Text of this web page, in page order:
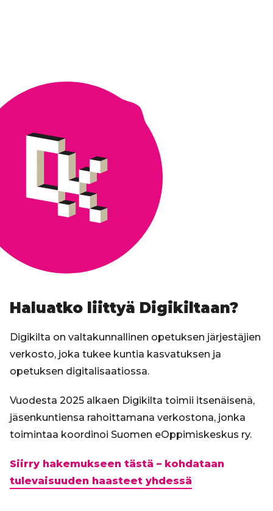
Haluatko liittyä Digikiltaan?
Digikilta on valtakunnallinen opetuksen järjestäjien
verkosto, joka tukee kuntia kasvatuksen ja
opetuksen digitalisaatiossa.
Vuodesta 2025 alkaen Digikilta toimii itsenäisenä,
jäsenkuntiensa rahoittamana verkostona, jonka
toimintaa koordinoi Suomen eOppimiskeskus ry.
Siirry hakemukseen tästä – kohdataan
tulevaisuuden haasteet yhdessä